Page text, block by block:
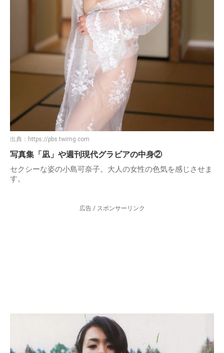
出典： https://pbs.twimg.com
写真集「凪」や週刊現代グラビアの中身②
セクシーな姿の小島可奈子。大人の女性の色気を感じさせま
す。
広告 / スポンサーリンク